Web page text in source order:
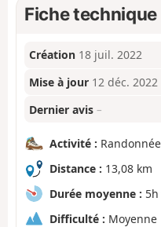
Fiche technique
Création 18 juil. 2022
Mise à jour 12 déc. 2022
Dernier avis –
Activité :
Distance : 13,08 km
Durée moyenne : 5h
Difficulté : Moyenne